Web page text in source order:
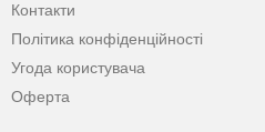
Контакти
Політика конфіденційності
Угода користувача
Оферта